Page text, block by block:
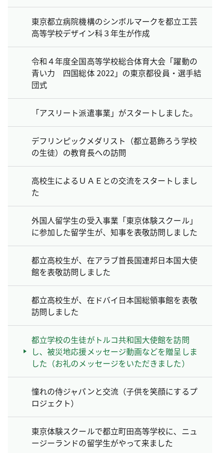
東京都立病院機構のシンボルマークを都立工芸
高等学校デザイン科３年生が作成
令和４年度全国高等学校総合体育大会「躍動の
青い力 四国総体 2022」の東京都役員・選手結
団式
「アスリート派遣事業」がスタートしました。
デフリンピックメダリスト（都立葛飾ろう学校
の生徒）の教育長への訪問
高校生によるＵＡＥとの交流をスタートしまし
た
外国人留学生の受入事業「東京体験スクール」
に参加した留学生が、知事を表敬訪問しました
都立高校生が、在アラブ首長国連邦日本国大使
館を表敬訪問しました
都立高校生が、在ドバイ日本国総領事館を表敬
訪問しました
都立学校の生徒がトルコ共和国大使館を訪問
し、被災地応援メッセージ動画などを贈呈しま
した（お礼のメッセージをいただきました）
憧れの侍ジャパンと交流（子供を笑顔にするプ
ロジェクト）
東京体験スクールで都立町田高等学校に、ニュ
ージーランドの留学生がやって来ました